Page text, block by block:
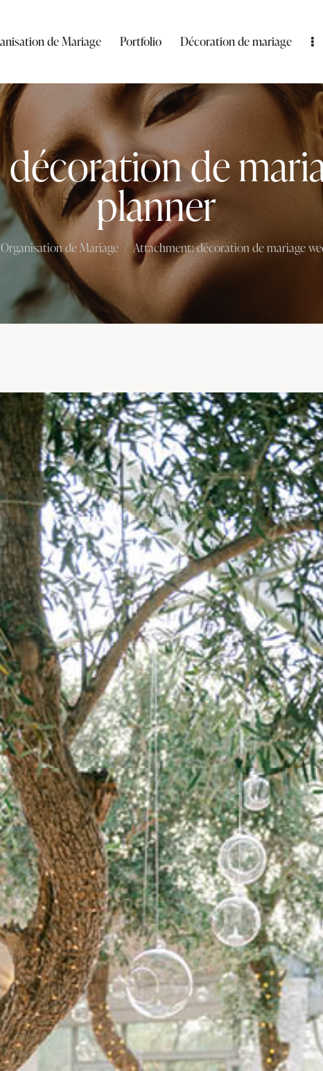
de Mariage Portfolio Décoration de mariage
de
planner
Organisation de Mariage Attachment: décoration de mariage